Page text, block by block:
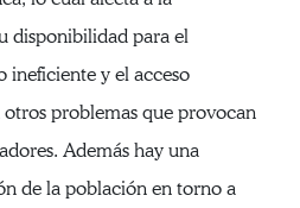
disponibilidad para el
ineficiente y el acceso
problemas que provocan
Además hay una
de la población en torno a